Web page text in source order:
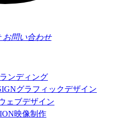
お問い合わせ
ンディング
グラフィックデザイン
ェブデザイン
映像制作